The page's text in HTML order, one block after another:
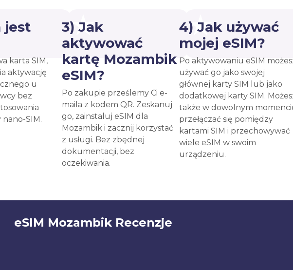
jest
karta SIM,
aktywację
u
bez
SIM.
3) Jak
aktywować
kartę Mozambik
eSIM?
Po zakupie prześlemy Ci e-
maila z kodem QR. Zeskanuj
go, zainstaluj eSIM dla
Mozambik i zacznij korzystać
z usługi. Bez zbędnej
dokumentacji, bez
oczekiwania.
4) Jak używać
mojej eSIM?
Po aktywowaniu eSIM
używać go jako swojej
głównej karty SIM lub jako
dodatkowej karty SIM.
także w dowolnym
przełączać się pomiędzy
kartami SIM i przechowywać
wiele eSIM w swoim
urządzeniu.
eSIM Mozambik Recenzje